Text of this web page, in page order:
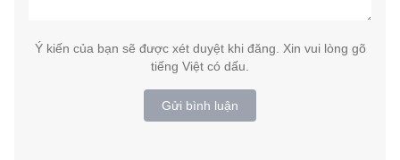
Ý kiến của bạn sẽ được xét duyệt khi đăng. Xin vui lòng gõ
tiếng Việt có dấu.
Gửi bình luận